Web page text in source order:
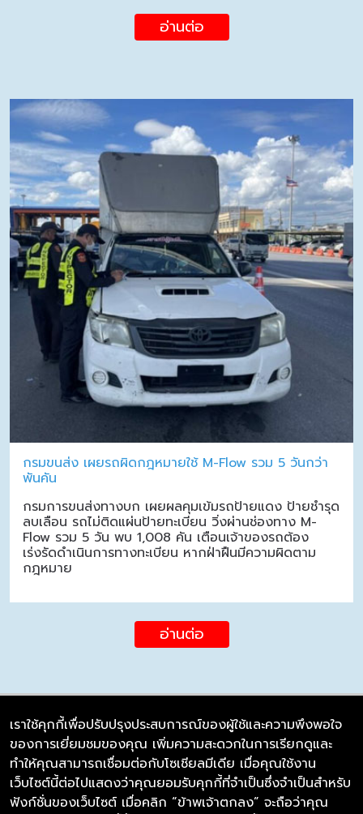
อ่านต่อ
กรมขนส่ง เผยรถผิดกฎหมายใช้ M-Flow รวม 5 วันกว่า
พันคัน
กรมการขนส่งทางบก เผยผลคุมเข้มรถป้ายแดง ป้ายชำรุด
ลบเลือน รถไม่ติดแผ่นป้ายทะเบียน วิ่งผ่านช่องทาง M-
Flow รวม 5 วัน พบ 1,008 คัน เตือนเจ้าของรถต้อง
เร่งรัดดำเนินการทางทะเบียน หากฝ่าฝืนมีความผิดตาม
กฎหมาย
อ่านต่อ
บริษัท ซิมลิงค์ จำกัด
98/226 Bangrakyai-Baanmai Road,
Bangyai, Nonthaburi 11140
เราใช้คุกกี้เพื่อปรับปรุงประสบการณ์ของผู้ใช้และความพึงพอใจ
ของการเยี่ยมชมของคุณ เพิ่มความสะดวกในการเรียกดูและ
ทำให้คุณสามารถเชื่อมต่อกับโซเชียลมีเดีย เมื่อคุณใช้งาน
เว็บไซต์นี้ต่อไปแสดงว่าคุณยอมรับคุกกี้ที่จำเป็นซึ่งจำเป็นสำหรับ
ฟังก์ชั่นของเว็บไซต์ เมื่อคลิก “ข้าพเจ้าตกลง” จะถือว่าคุณ